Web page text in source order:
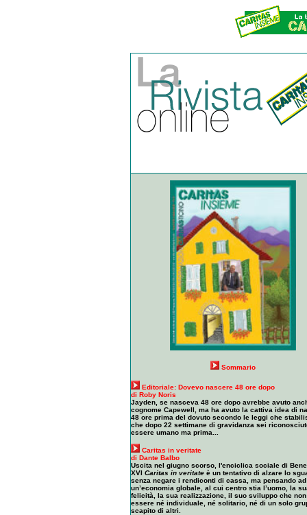
Sommario
Editoriale: Dovevo nascere 48 ore dopo
di Roby Noris
Jayden, se nasceva 48 ore dopo avrebbe avuto
cognome Capewell, ma ha avuto la cattiva idea di
48 ore prima del dovuto secondo le leggi che
che dopo 22 settimane di gravidanza sei
essere umano ma prima...
Caritas in veritate
di Dante Balbo
Uscita nel giugno scorso, l'enciclica sociale di
XVI Caritas in veritate è un tentativo di alzare lo
senza negare i rendiconti di cassa, ma pensando ad
un’economia globale, al cui centro stia l’uomo, la
felicità, la sua realizzazione, il suo sviluppo che non
essere né individuale, né solitario, né di un solo
scapito di altri.